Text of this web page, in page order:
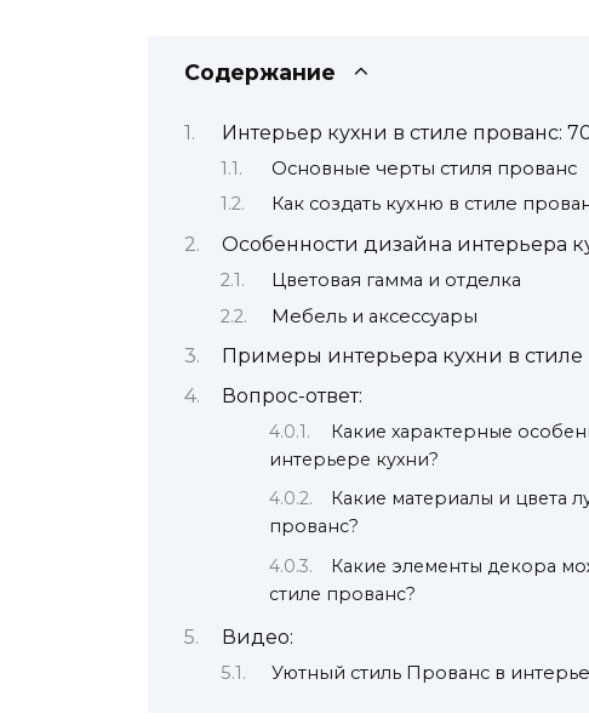
Содержание
Интерьер кухни в стиле прованс:
Основные черты стиля прованс
Как создать кухню в стиле
Особенности дизайна интерьера
Цветовая гамма и отделка
Мебель и аксессуары
Примеры интерьера кухни в стиле
Вопрос-ответ:
Какие характерные
интерьере кухни?
Какие материалы и цвета
прованс?
Какие элементы декора
стиле прованс?
Видео:
Уютный стиль Прованс в